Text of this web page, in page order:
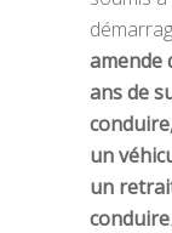
amende
ans de
un
un
conduire.